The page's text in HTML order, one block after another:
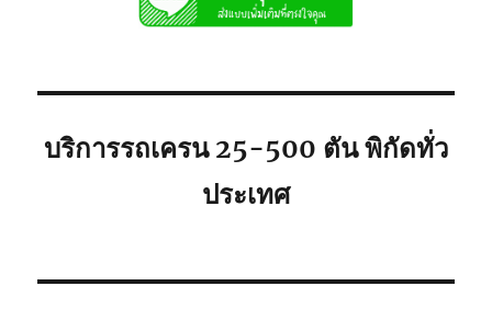
บริการรถเครน 25-500 ตัน พิกัดทั่ว
ประเทศ